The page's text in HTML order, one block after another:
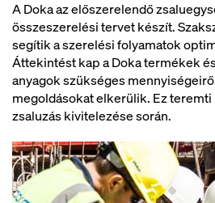
A Doka az előszerelendő
összeszerelési tervet készít.
segítik a szerelési folyamatok
Áttekintést kap a Doka termékek
anyagok szükséges
megoldásokat elkerülik. Ez teremti
zsaluzás kivitelezése során.